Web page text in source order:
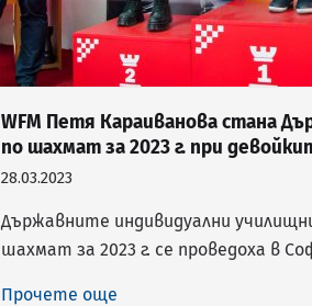
WFM Петя Караиванова стана
по шахмат за 2023 г. при
28.03.2023
Държавните индивидуални
шахмат за 2023 г. се проведоха в
Прочете още